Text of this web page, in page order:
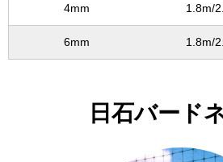
4mm 1.8m/
6mm 1.8m/
日石バード